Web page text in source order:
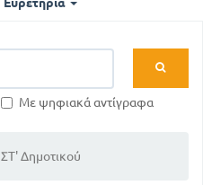
Με ψηφιακά αντίγραφα
ΣΤ' Δημοτικού